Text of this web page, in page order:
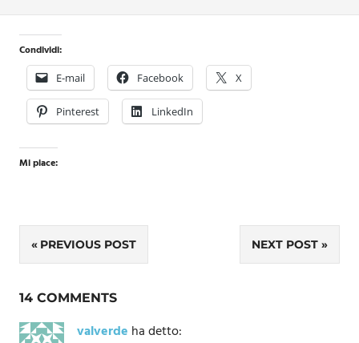
e
nuova
confezione
migliorata
Condividi:
E-mail Facebook X
Pinterest LinkedIn
Mi piace:
Navigazione
articoli
PREVIOUS POST NEXT POST
14 COMMENTS
valverde ha detto: